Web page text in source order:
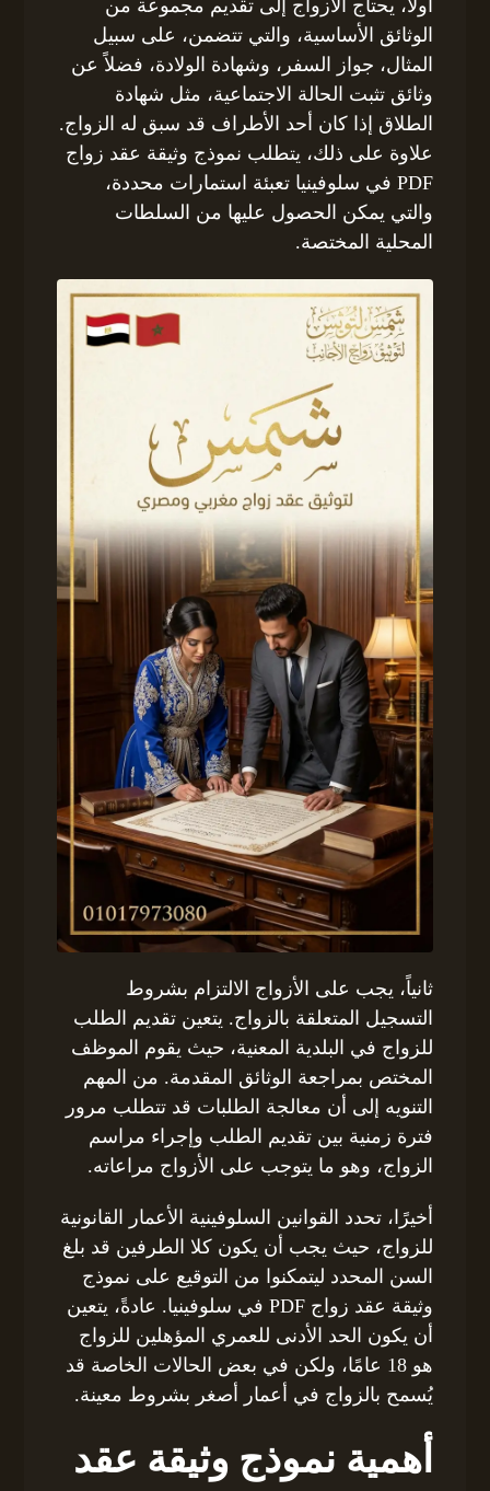
أولاً، يحتاج الأزواج إلى تقديم مجموعة من
الوثائق الأساسية، والتي تتضمن، على سبيل
المثال، جواز السفر، وشهادة الولادة، فضلاً عن
وثائق تثبت الحالة الاجتماعية، مثل شهادة
الطلاق إذا كان أحد الأطراف قد سبق له الزواج.
علاوة على ذلك، يتطلب نموذج وثيقة عقد زواج
PDF في سلوفينيا تعبئة استمارات محددة،
والتي يمكن الحصول عليها من السلطات
المحلية المختصة.
ثانياً، يجب على الأزواج الالتزام بشروط
التسجيل المتعلقة بالزواج. يتعين تقديم الطلب
للزواج في البلدية المعنية، حيث يقوم الموظف
المختص بمراجعة الوثائق المقدمة. من المهم
التنويه إلى أن معالجة الطلبات قد تتطلب مرور
فترة زمنية بين تقديم الطلب وإجراء مراسم
الزواج، وهو ما يتوجب على الأزواج مراعاته.
أخيرًا، تحدد القوانين السلوفينية الأعمار القانونية
للزواج، حيث يجب أن يكون كلا الطرفين قد بلغ
السن المحدد ليتمكنوا من التوقيع على نموذج
وثيقة عقد زواج PDF في سلوفينيا. عادةً، يتعين
أن يكون الحد الأدنى للعمري المؤهلين للزواج
هو 18 عامًا، ولكن في بعض الحالات الخاصة قد
يُسمح بالزواج في أعمار أصغر بشروط معينة.
أهمية نموذج وثيقة عقد